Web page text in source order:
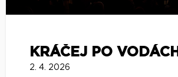
KRÁČEJ PO VODÁCH
2. 4. 2026